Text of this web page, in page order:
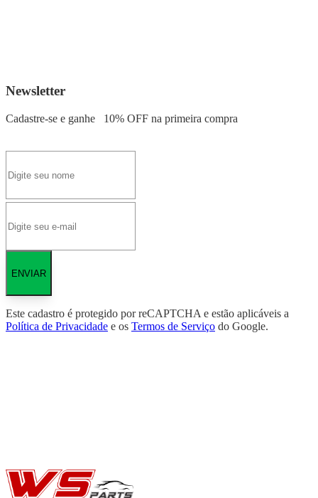
Newsletter
Cadastre-se e ganhe 10% OFF na primeira compra
ENVIAR
Este cadastro é protegido por reCAPTCHA e estão aplicáveis a
Política de Privacidade e os Termos de Serviço do Google.